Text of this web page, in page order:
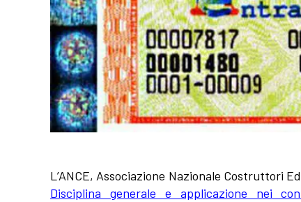
L’ANCE, Associazione Nazionale Costruttori
Disciplina generale e applicazione nei